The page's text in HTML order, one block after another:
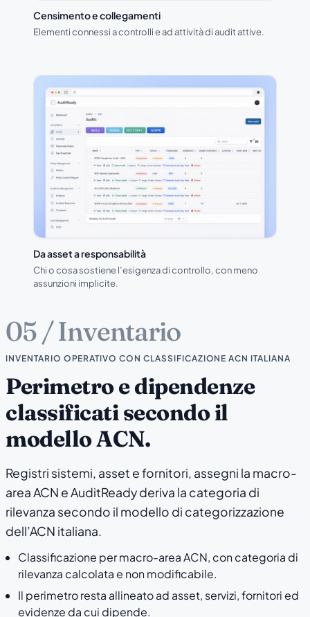
Censimento e collegamenti
Elementi connessi a controlli e ad attività di audit attive.
Da asset a responsabilità
Chi o cosa sostiene l’esigenza di controllo, con meno
assunzioni implicite.
05 / Inventario
INVENTARIO OPERATIVO CON CLASSIFICAZIONE ACN ITALIANA
Perimetro e dipendenze
classificati secondo il
modello ACN.
Registri sistemi, asset e fornitori, assegni la macro-
area ACN e AuditReady deriva la categoria di
rilevanza secondo il modello di categorizzazione
dell’ACN italiana.
Classificazione per macro-area ACN, con categoria di
rilevanza calcolata e non modificabile.
Il perimetro resta allineato ad asset, servizi, fornitori ed
evidenze da cui dipende.